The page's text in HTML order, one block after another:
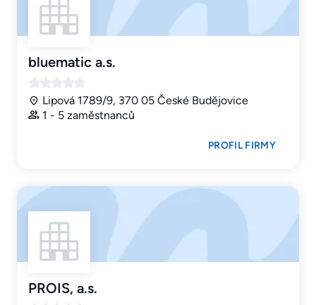
bluematic a.s.
Lipová 1789/9, 370 05 České Budějovice
1 - 5 zaměstnanců
PROFIL FIRMY
PROIS, a.s.